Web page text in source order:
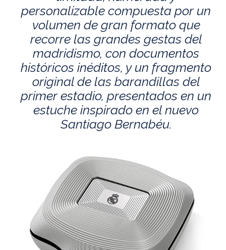
personalizable compuesta por un
volumen de gran formato que
recorre las grandes gestas del
madridismo, con documentos
históricos inéditos, y un fragmento
original de las barandillas del
primer estadio, presentados en un
estuche inspirado en el nuevo
Santiago Bernabéu.